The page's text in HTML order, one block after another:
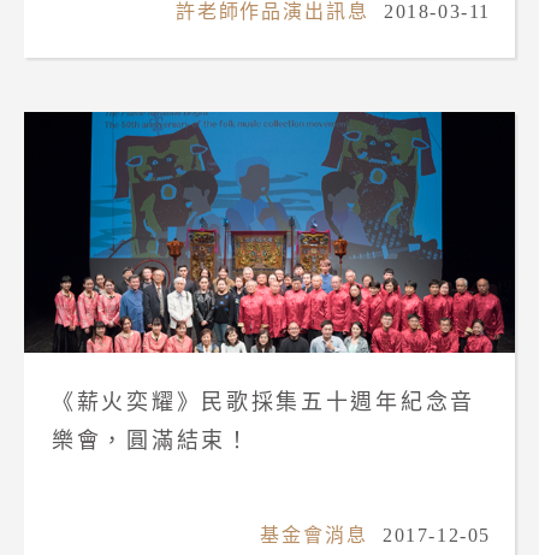
許老師作品演出訊息 2018-03-11
《薪火奕耀》民歌採集五十週年紀念音
樂會，圓滿結束！
基金會消息 2017-12-05